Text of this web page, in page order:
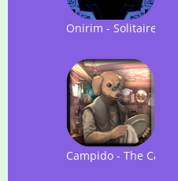
Onirim - Solitaire
Campido - The Card